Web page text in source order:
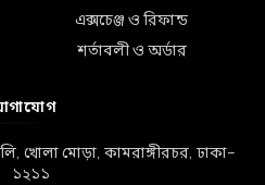
এক্সচেঞ্জ ও রিফান্ড
শর্তাবলী ও অর্ডার
খোলা মোড়া, কামরাঙ্গীরচর, ঢাকা–
১২১১